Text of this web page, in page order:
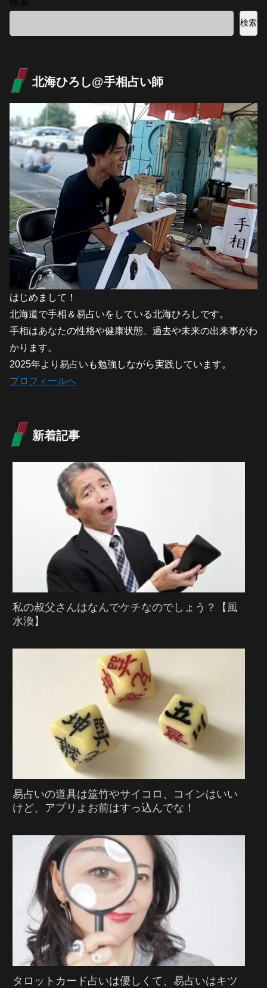
検索
北海ひろし@手相占い師
はじめまして！
北海道で手相＆易占いをしている北海ひろしです。
手相はあなたの性格や健康状態、過去や未来の出来事がわ
かります。
2025年より易占いも勉強しながら実践しています。
プロフィールへ
新着記事
私の叔父さんはなんでケチなのでしょう？【風
水渙】
易占いの道具は筮竹やサイコロ、コインはいい
けど、アプリよお前はすっ込んでな！
タロットカード占いは優しくて、易占いはキツ